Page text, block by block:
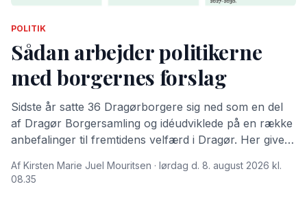
POLITIK
Sådan arbejder politikerne
med borgernes forslag
Sidste år satte 36 Dragørborgere sig ned som en del
af Dragør Borgersamling og idéudviklede på en række
anbefalinger til fremtidens velfærd i Dragør. Her giver
kommunalpolitikerne i år har valgt at arbejde videre
Af Kirsten Marie Juel Mouritsen · lørdag d. 8. august 2026 kl.
08.35